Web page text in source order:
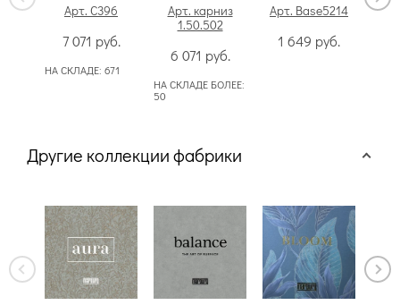
Арт. C396
7 071 руб.
НА СКЛАДЕ: 671
Арт. карниз
1.50.502
6 071 руб.
НА СКЛАДЕ БОЛЕЕ:
50
Арт. Base5214
1 649 руб.
Другие коллекции фабрики